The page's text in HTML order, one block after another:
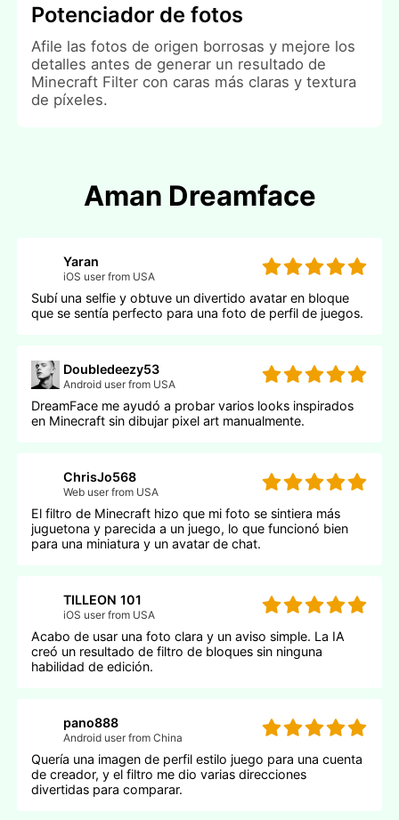
Potenciador de fotos
Afile las fotos de origen borrosas y mejore los
detalles antes de generar un resultado de
Minecraft Filter con caras más claras y textura
de píxeles.
Aman Dreamface
Yaran
iOS user from USA
Subí una selfie y obtuve un divertido avatar en bloque
que se sentía perfecto para una foto de perfil de juegos.
Doubledeezy53
Android user from USA
DreamFace me ayudó a probar varios looks inspirados
en Minecraft sin dibujar pixel art manualmente.
ChrisJo568
Web user from USA
El filtro de Minecraft hizo que mi foto se sintiera más
juguetona y parecida a un juego, lo que funcionó bien
para una miniatura y un avatar de chat.
TILLEON 101
iOS user from USA
Acabo de usar una foto clara y un aviso simple. La IA
creó un resultado de filtro de bloques sin ninguna
habilidad de edición.
pano888
Android user from China
Quería una imagen de perfil estilo juego para una cuenta
de creador, y el filtro me dio varias direcciones
divertidas para comparar.